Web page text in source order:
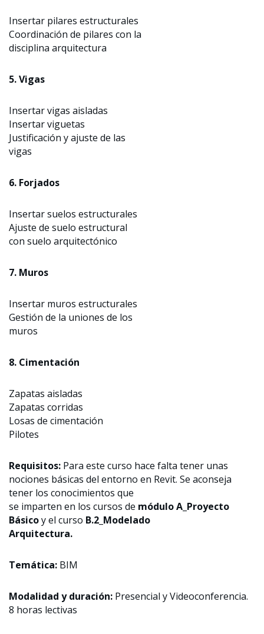
Insertar pilares estructurales
Coordinación de pilares con la
disciplina arquitectura
5. Vigas
Insertar vigas aisladas
Insertar viguetas
Justificación y ajuste de las
vigas
6. Forjados
Insertar suelos estructurales
Ajuste de suelo estructural
con suelo arquitectónico
7. Muros
Insertar muros estructurales
Gestión de la uniones de los
muros
8. Cimentación
Zapatas aisladas
Zapatas corridas
Losas de cimentación
Pilotes
Requisitos: Para este curso hace falta tener unas
nociones básicas del entorno en Revit. Se aconseja
tener los conocimientos que
se imparten en los cursos de módulo A_Proyecto
Básicoy el curso B.2_Modelado
Arquitectura.
Temática: BIM
Modalidad y duración: Presencial y Videoconferencia.
8 horas lectivas